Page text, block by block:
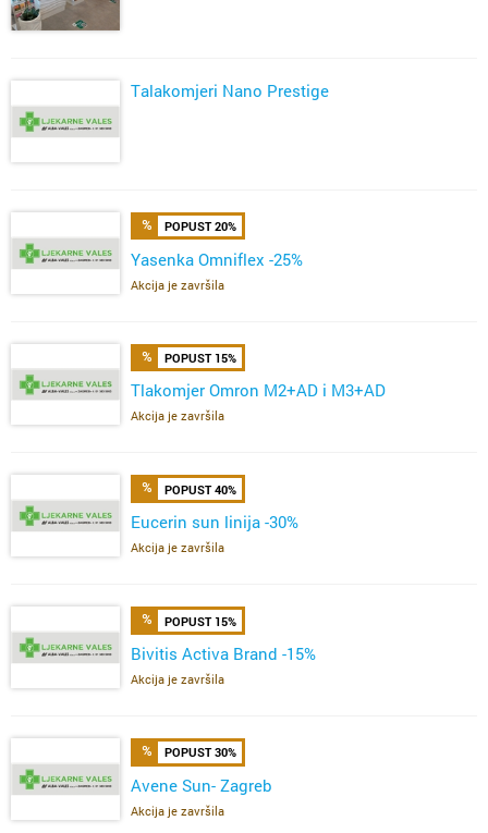
Talakomjeri Nano Prestige
POPUST 20%
Yasenka Omniflex -25%
Akcija je završila
POPUST 15%
Tlakomjer Omron M2+AD i M3+AD
Akcija je završila
POPUST 40%
Eucerin sun linija -30%
Akcija je završila
POPUST 15%
Bivitis Activa Brand -15%
Akcija je završila
POPUST 30%
Avene Sun- Zagreb
Akcija je završila